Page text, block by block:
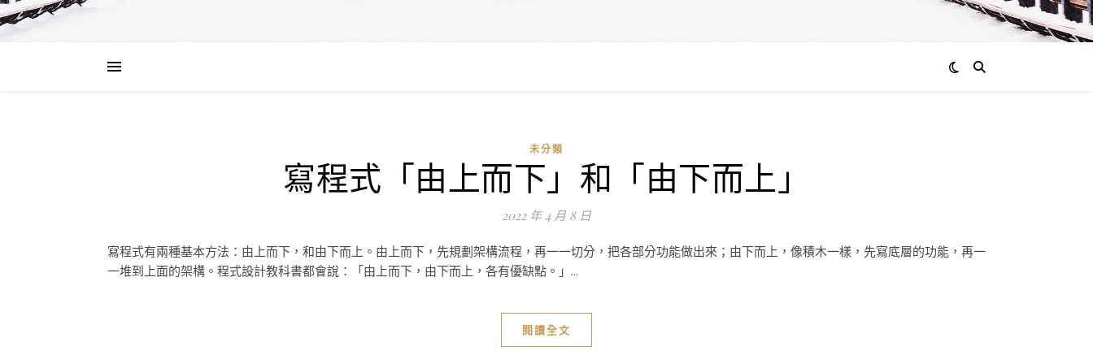
未分類
寫程式「由上而下」和「由下而上」
2022 年 4 月 8 日
寫程式有兩種基本方法：由上而下，和由下而上。由上而下，先規劃架構流程，再一一切分，把各部分功能做出來；由下而上，像積木一樣，先寫底層的功能，再一
一堆到上面的架構。程式設計教科書都會說：「由上而下，由下而上，各有優缺點。」...
閱讀全文